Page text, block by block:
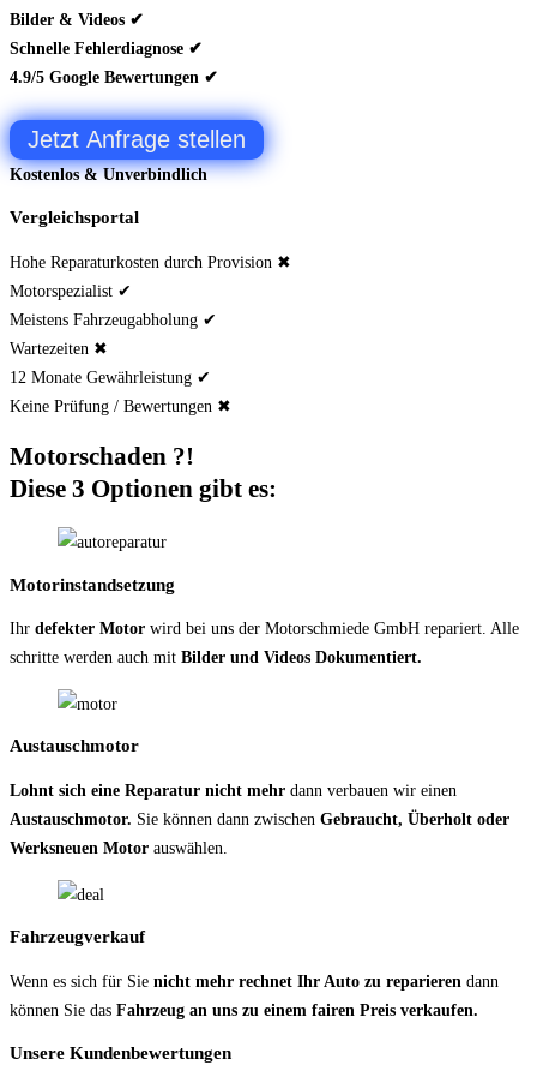
Bilder & Videos ✔
Schnelle Fehlerdiagnose ✔
4.9/5 Google Bewertungen ✔
Jetzt Anfrage stellen
Kostenlos & Unverbindlich
Vergleichsportal
Hohe Reparaturkosten durch Provision ✖
Motorspezialist ✔
Meistens Fahrzeugabholung ✔
Wartezeiten ✖
12 Monate Gewährleistung ✔
Keine Prüfung / Bewertungen ✖
Motorschaden ?!
Diese 3 Optionen gibt es:
Motorinstandsetzung
Ihr defekter Motor wird bei uns der Motorschmiede GmbH repariert. Alle
schritte werden auch mit Bilder und Videos Dokumentiert.
Austauschmotor
Lohnt sich eine Reparatur nicht mehr dann verbauen wir einen
Austauschmotor. Sie können dann zwischen Gebraucht, Überholt oder
Werksneuen Motor auswählen.
Fahrzeugverkauf
Wenn es sich für Sie nicht mehr rechnet Ihr Auto zu reparieren dann
können Sie das Fahrzeug an uns zu einem fairen Preis verkaufen.
Unsere Kundenbewertungen